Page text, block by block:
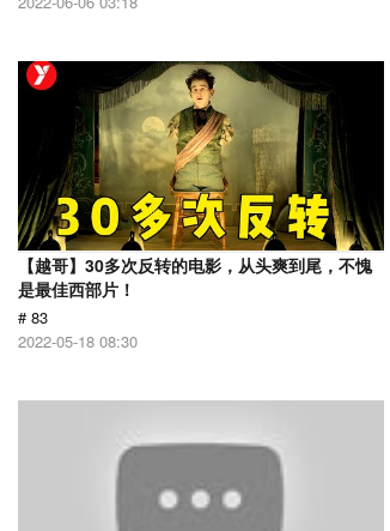
【越哥】30多次反转的电影，从头爽到尾，不愧
是最佳西部片！
# 83
2022-05-18 08:30